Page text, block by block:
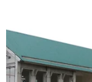
CƠ QUAN CHỦ QUẢN: